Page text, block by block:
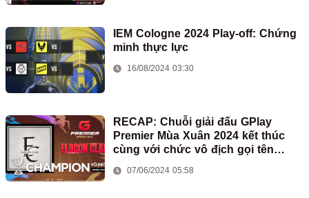
IEM Cologne 2024 Play-off: Chứng
minh thực lực
16/08/2024 03:30
RECAP: Chuỗi giải đấu GPlay
Premier Mùa Xuân 2024 kết thúc
cùng với chức vô địch gọi tên
07/06/2024 05:58